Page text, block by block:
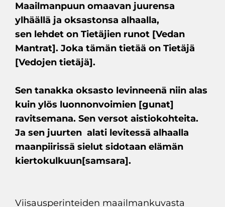
Maailmanpuun omaavan juurensa
ylhäällä ja oksastonsa alhaalla,
sen lehdet on Tietäjien runot [Vedan
Mantrat]. Joka tämän tietää on Tietäjä
[Vedojen tietäjä].
Sen tanakka oksasto levinneenä niin alas
kuin ylös luonnonvoimien [gunat]
ravitsemana. Sen versot aistiokohteita.
Ja sen juurten alati levitessä alhaalla
maanpiirissä sielut sidotaan elämän
kiertokulkuun[samsara].
Viisausperinteiden maailmankuvasta